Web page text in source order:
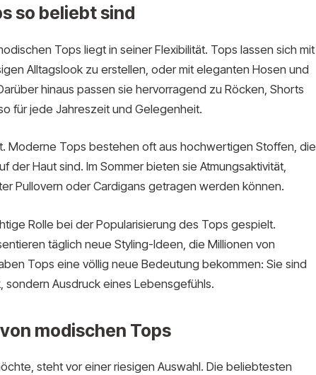
so beliebt sind
Tops liegt in seiner Flexibilität. Tops lassen sich mit
Alltagslook zu erstellen, oder mit eleganten Hosen und
hinaus passen sie hervorragend zu Röcken, Shorts
für jede Jahreszeit und Gelegenheit.
Moderne Tops bestehen oft aus hochwertigen Stoffen, die
der Haut sind. Im Sommer bieten sie Atmungsaktivität,
Pullovern oder Cardigans getragen werden können.
Rolle bei der Popularisierung des Tops gespielt.
täglich neue Styling-Ideen, die Millionen von
Tops eine völlig neue Bedeutung bekommen: Sie sind
sondern Ausdruck eines Lebensgefühls.
modischen Tops
steht vor einer riesigen Auswahl. Die beliebtesten